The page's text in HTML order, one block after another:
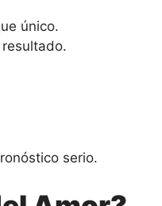
único.
serio.